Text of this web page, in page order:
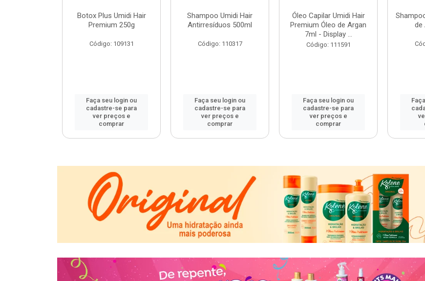
Botox Plus Umidi Hair
Premium 250g
Código: 109131
Faça seu login ou
cadastre-se para
ver preços e
comprar
Shampoo Umidi Hair
Antirresíduos 500ml
Código: 110317
Faça seu login ou
cadastre-se para
ver preços e
comprar
Óleo Capilar Umidi Hair
Premium Óleo de Argan
7ml - Display ...
Código: 111591
Faça seu login ou
cadastre-se para
ver preços e
comprar
de